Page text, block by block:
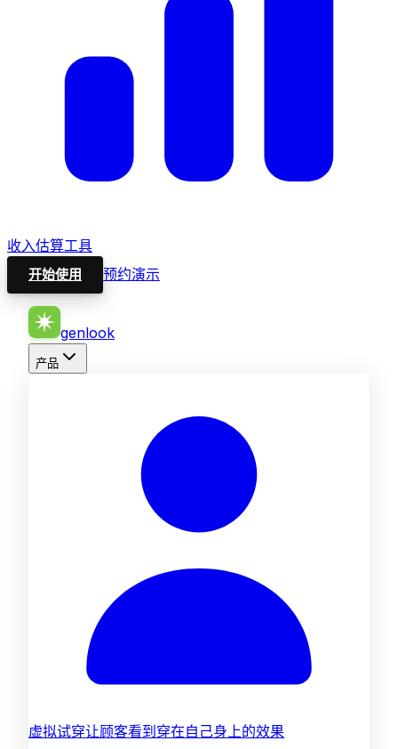
收入估算工具
开始使用 预约演示
genlook
产品
虚拟试穿让顾客看到穿在自己身上的效果